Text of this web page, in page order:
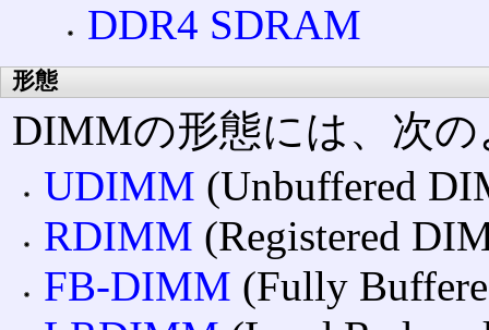
DDR4 SDRAM
形態
DIMMの形態には、次
UDIMM (Unbuffered
RDIMM (Registered
FB-DIMM (Fully